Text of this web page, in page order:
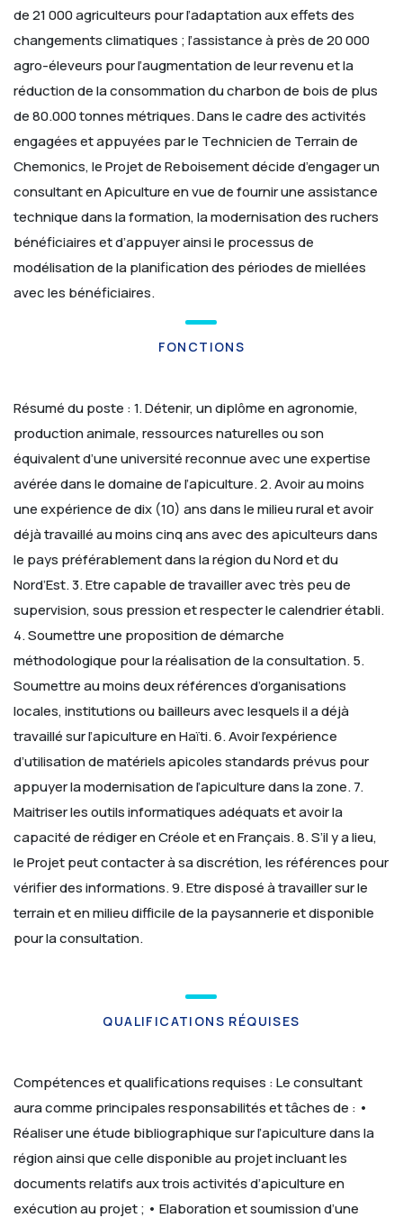
de 21 000 agriculteurs pour l’adaptation aux effets des
changements climatiques ; l’assistance à près de 20 000
agro-éleveurs pour l’augmentation de leur revenu et la
réduction de la consommation du charbon de bois de plus
de 80.000 tonnes métriques.Dans le cadre des activités
engagées et appuyées par le Technicien de Terrain de
Chemonics, le Projet de Reboisement décide d’engager un
consultant en Apiculture en vue de fournir une assistance
technique dans la formation, la modernisation des ruchers
bénéficiaires et d’appuyer ainsi le processus de
modélisation de la planification des périodes de miellées
avec les bénéficiaires.
FONCTIONS
Résumé du poste :1. Détenir, un diplôme en agronomie,
production animale, ressources naturelles ou son
équivalent d’une université reconnue avec une expertise
avérée dans le domaine de l’apiculture.2. Avoir au moins
une expérience de dix (10) ans dans le milieu rural et avoir
déjà travaillé au moins cinq ans avec des apiculteurs dans
le pays préférablement dans la région du Nord et du
Nord’Est.3. Etre capable de travailler avec très peu de
supervision, sous pression et respecter le calendrier établi.
4. Soumettre une proposition de démarche
méthodologique pour la réalisation de la consultation.5.
Soumettre au moins deux références d’organisations
locales, institutions ou bailleurs avec lesquels il a déjà
travaillé sur l’apiculture en Haïti.6. Avoir l’expérience
d’utilisation de matériels apicoles standards prévus pour
appuyer la modernisation de l’apiculture dans la zone.7.
Maitriser les outils informatiques adéquats et avoir la
capacité de rédiger en Créole et en Français.8. S’il y a lieu,
le Projet peut contacter à sa discrétion, les références pour
vérifier des informations.9. Etre disposé à travailler sur le
terrain et en milieu difficile de la paysannerie et disponible
pour la consultation.
QUALIFICATIONS RÉQUISES
Compétences et qualifications requises :Le consultant
aura comme principales responsabilités et tâches de : •
Réaliser une étude bibliographique sur l’apiculture dans la
région ainsi que celle disponible au projet incluant les
documents relatifs aux trois activités d’apiculture en
exécution au projet ; • Elaboration et soumission d’une